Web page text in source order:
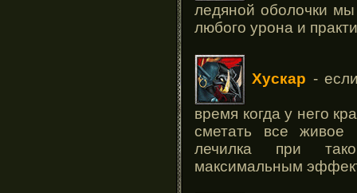
ледяной оболочки
любого урона и
Хускар -
время когда у него
сметать все
лечилка при
максимальным